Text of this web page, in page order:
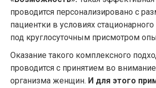
проводится персонализировано с
пациентки в условиях
под круглосуточным присмотром
Оказание такого комплексного
проводится с принятием во
организма женщин. И для этого